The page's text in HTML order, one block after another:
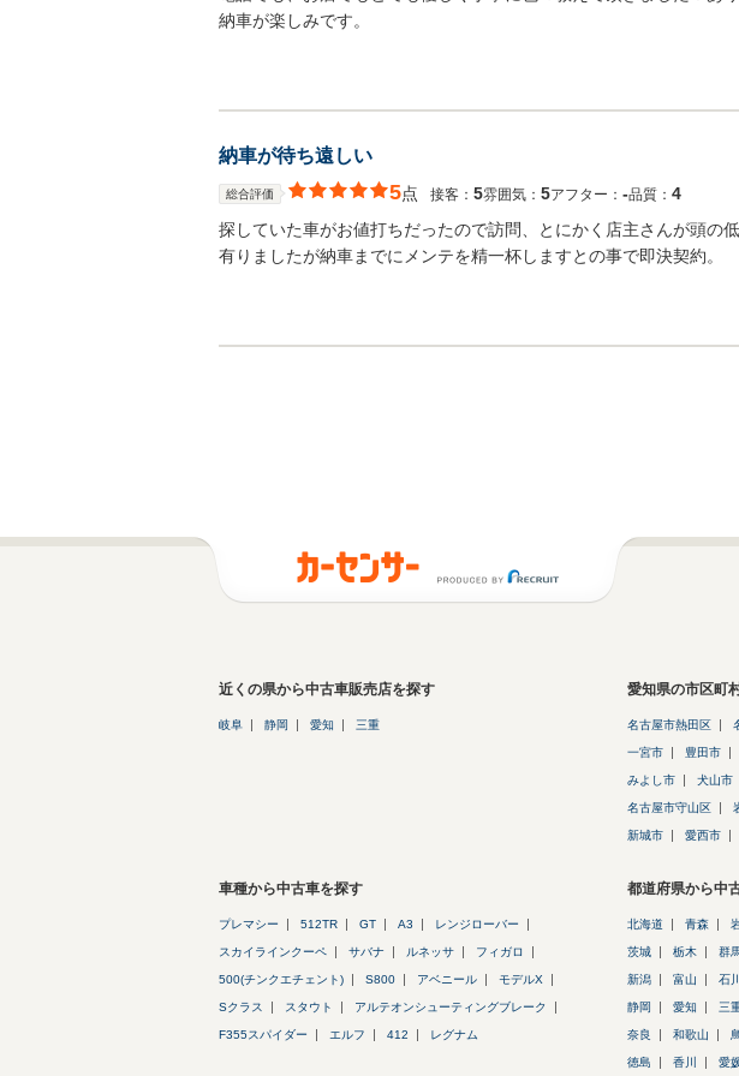
納車が楽しみです。
納車が待ち遠しい
総合評価 5点 接客： 5雰囲気： 5アフター： ‐品質： 4
探していた車がお値打ちだったので訪問、とにかく店主さんが頭
有りましたが納車までにメンテを精一杯しますとの事で即決契約
近くの県から中古車販売店を探す
岐阜 静岡 愛知 三重
愛知県の市区町
名古屋市熱田区
一宮市 豊田市
みよし市 犬山市
名古屋市守山区
新城市 愛西市
車種から中古車を探す
プレマシー 512TR GT A3 レンジローバー
スカイラインクーペ サバナ ルネッサ フィガロ
500(チンクエチェント) S800 アベニール モデルX
Sクラス スタウト アルテオンシューティングブレーク
F355スパイダー エルフ 412 レグナム
都道府県から中
北海道 青森
茨城 栃木 群
新潟 富山 石川
静岡 愛知 三
奈良 和歌山
徳島 香川 愛